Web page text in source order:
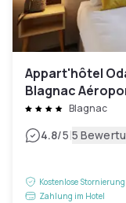
Appart'hôtel
Blagnac
Blagnac
4.8/5|5
Kostenlose Stornierung
Zahlung im Hotel